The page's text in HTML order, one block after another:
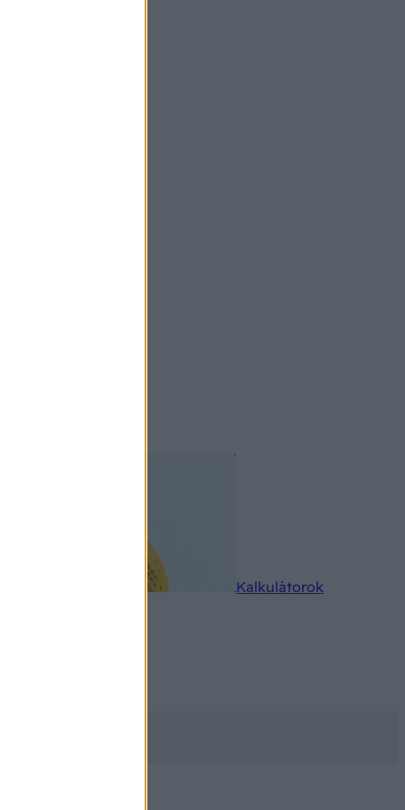
Kalkulátorok